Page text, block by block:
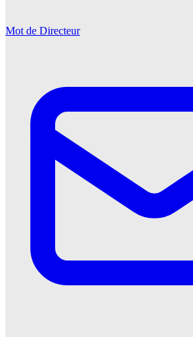
Mot de Directeur